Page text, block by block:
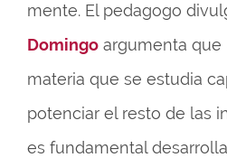
mente. El pedagogo
Domingo argumenta que
materia que se estudia
potenciar el resto de las
es fundamental